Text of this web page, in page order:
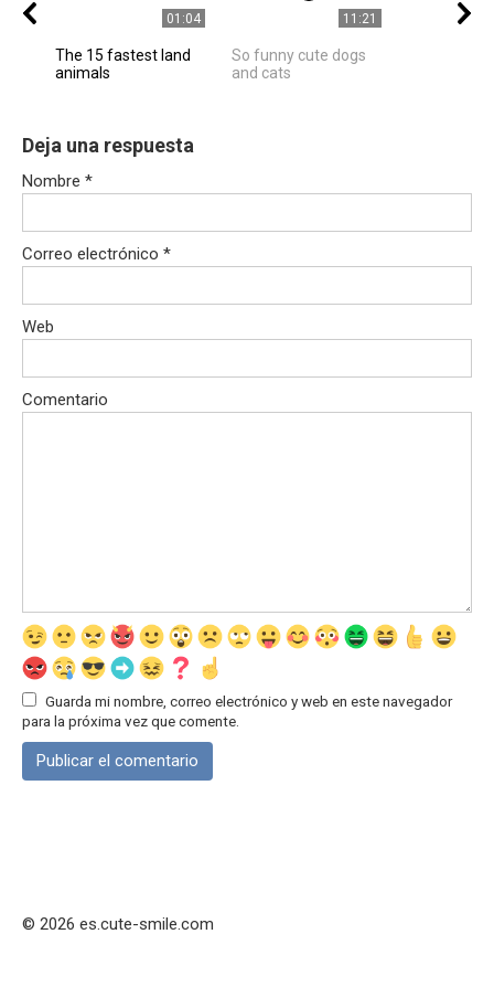
01:04
The 15 fastest land
animals
11:21
So funny cute dogs
and cats
Deja una respuesta
Nombre *
Correo electrónico *
Web
Comentario
Guarda mi nombre, correo electrónico y web en este navegador
para la próxima vez que comente.
© 2026 es.cute-smile.com